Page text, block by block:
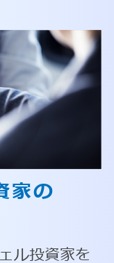
家の
ル投資家を